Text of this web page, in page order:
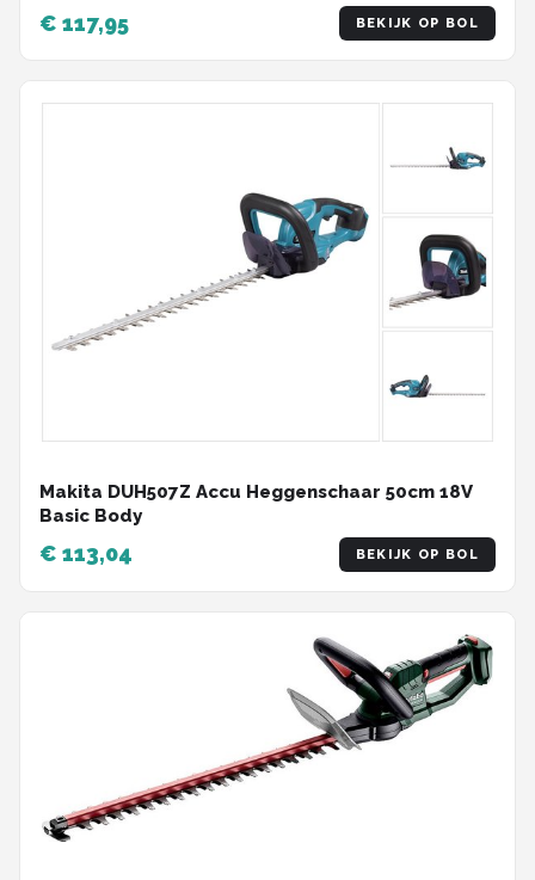
€ 117,95 BEKIJK OP BOL
Makita DUH507Z Accu Heggenschaar 50cm 18V
Basic Body
€ 113,04 BEKIJK OP BOL